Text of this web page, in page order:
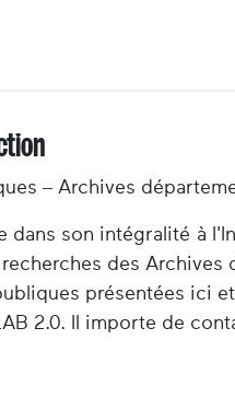
– Archives
dans son intégralité à
des
présentées ici
2.0. Il importe de